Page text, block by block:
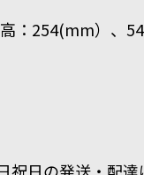
：254(mm）、
日の発送・配達